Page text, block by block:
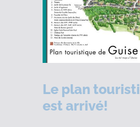
Le plan
est arrivé!